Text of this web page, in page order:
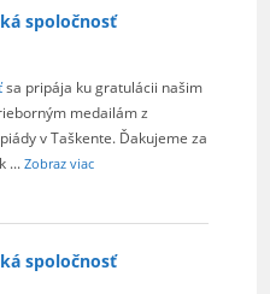
spoločnosť
sa pripája ku gratulácii našim
medailám z
v Taškente. Ďakujeme za
...Zobraz viac
spoločnosť